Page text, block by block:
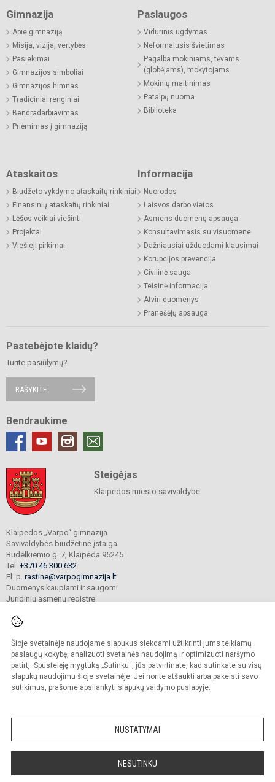
Šioje svetainėje naudojame slapukus siekdami užtikrinti jums teikiamų
paslaugų kokybę, analizuoti svetainės naudojimą ir optimizuoti naršymo
patirtį. Spustelėję mygtuką „Sutinku“, jūs patvirtinate, kad sutinkate su visų
slapukų naudojimu šioje svetainėje. Jei norite atšaukti arba pakeisti savo
sutikimus, prašome apsilankyti slapukų valdymo puslapyje.
NUSTATYMAI
NESUTINKU
Gimnazija
Apie gimnaziją
Misija, vizija, vertybės
Pasiekimai
Gimnazijos simboliai
Gimnazijos himnas
Tradiciniai renginiai
Bendradarbiavimas
Priėmimas į gimnaziją
Paslaugos
Vidurinis ugdymas
Neformalusis švietimas
Pagalba mokiniams, tėvams
(globėjams), mokytojams
Mokinių maitinimas
Patalpų nuoma
Biblioteka
Ataskaitos
Biudžeto vykdymo ataskaitų rinkiniai
Finansinių ataskaitų rinkiniai
Lėšos veiklai viešinti
Projektai
Viešieji pirkimai
Informacija
Nuorodos
Laisvos darbo vietos
Asmens duomenų apsauga
Konsultavimasis su visuomene
Dažniausiai užduodami klausimai
Korupcijos prevencija
Civilinė sauga
Teisinė informacija
Atviri duomenys
Pranešėjų apsauga
Pastebėjote klaidų?
Turite pasiūlymų?
RAŠYKITE
Bendraukime
Steigėjas
Klaipėdos miesto savivaldybė
Klaipėdos „Varpo“ gimnazija
Savivaldybės biudžetinė įstaiga
Budelkiemio g. 7, Klaipėda 95245
Tel. +370 46 300 632
El. p. rastine@varpogimnazija.lt
Duomenys kaupiami ir saugomi
Juridinių asmenų registre
© 2025. Klaipėdos „Varpo“ gimnazija. Visos teisės saugomos.
Kopijuoti turinį be raštiško įstaigos administracijos sutikimo griežtai draudžiama.
Prieinamumo paraiška Slapukų valdymas